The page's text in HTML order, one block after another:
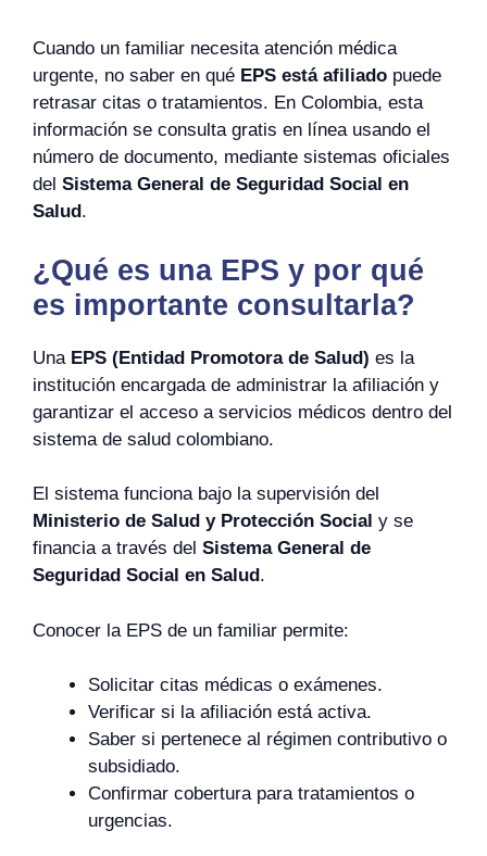
Cuando un familiar necesita atención médica
urgente, no saber en qué EPS está afiliado puede
retrasar citas o tratamientos. En Colombia, esta
información se consulta gratis en línea usando el
número de documento, mediante sistemas oficiales
del Sistema General de Seguridad Social en
Salud.
¿Qué es una EPS y por qué
es importante consultarla?
Una EPS (Entidad Promotora de Salud) es la
institución encargada de administrar la afiliación y
garantizar el acceso a servicios médicos dentro del
sistema de salud colombiano.
El sistema funciona bajo la supervisión del
Ministerio de Salud y Protección Social y se
financia a través del Sistema General de
Seguridad Social en Salud.
Conocer la EPS de un familiar permite:
Solicitar citas médicas o exámenes.
Verificar si la afiliación está activa.
Saber si pertenece al régimen contributivo o
subsidiado.
Confirmar cobertura para tratamientos o
urgencias.